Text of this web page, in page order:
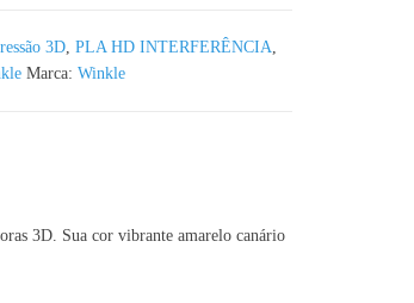
3D, PLA HD INTERFERÊNCIA,
Marca: Winkle
3D. Sua cor vibrante amarelo canário